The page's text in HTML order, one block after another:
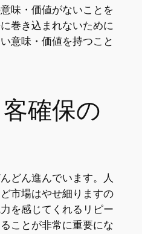
味・価値がないことを
巻き込まれないために
意味・価値を持つこと
確保の
どん進んでいます。人
市場はやせ細りますの
を感じてくれるリピー
ことが非常に重要にな